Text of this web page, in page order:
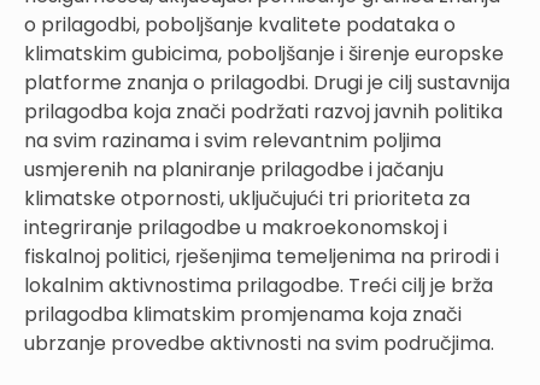
o prilagodbi, poboljšanje kvalitete podataka o
klimatskim gubicima, poboljšanje i širenje europske
platforme znanja o prilagodbi. Drugi je cilj sustavnija
prilagodba koja znači podržati razvoj javnih politika
na svim razinama i svim relevantnim poljima
usmjerenih na planiranje prilagodbe i jačanju
klimatske otpornosti, uključujući tri prioriteta za
integriranje prilagodbe u makroekonomskoj i
fiskalnoj politici, rješenjima temeljenima na prirodi i
lokalnim aktivnostima prilagodbe. Treći cilj je brža
prilagodba klimatskim promjenama koja znači
ubrzanje provedbe aktivnosti na svim područjima.